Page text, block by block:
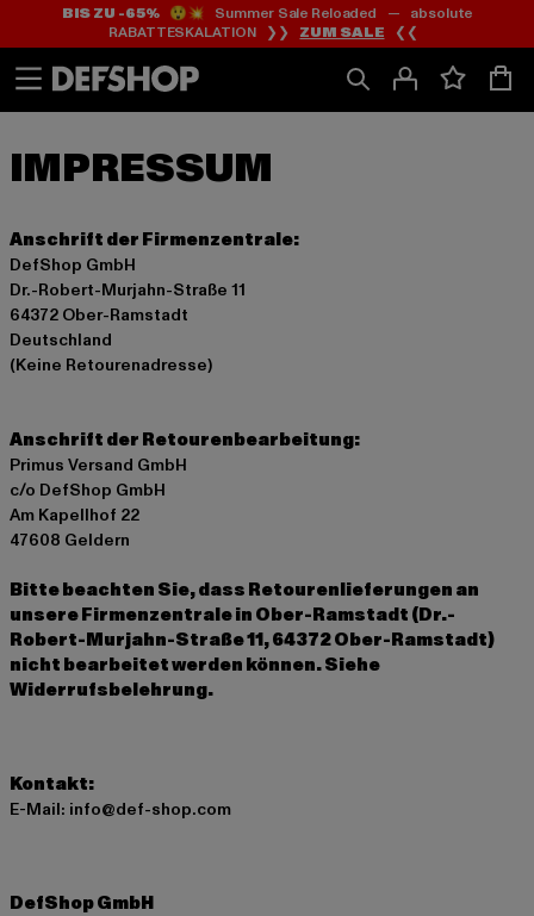
Zum
Inhalt
springen
Zum
Fußzeile
springen
BIS ZU -65%😲💥 Summer Sale Reloaded — absolute
RABATTESKALATION ❯❯ ZUM SALE ❮❮
Anschrift der Firmenzentrale:
DefShop GmbH
Dr.-Robert-Murjahn-Straße 11
64372 Ober-Ramstadt
Deutschland
(Keine Retourenadresse)
Anschrift der Retourenbearbeitung:
Primus Versand GmbH
c/o DefShop GmbH
Am Kapellhof 22
47608 Geldern
Bitte beachten Sie, dass Retourenlieferungen an
unsere Firmenzentrale in Ober-Ramstadt (Dr.-
Robert-Murjahn-Straße 11, 64372 Ober-Ramstadt)
nicht bearbeitet werden können. Siehe
Widerrufsbelehrung.
Kontakt:
E-Mail: info@def-shop.com
DefShop GmbH